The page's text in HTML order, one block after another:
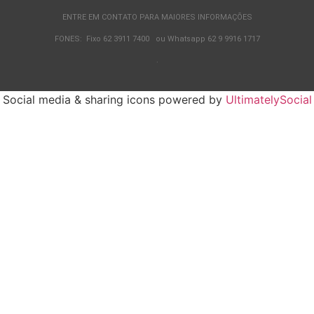
ENTRE EM CONTATO PARA MAIORES INFORMAÇÕES
FONES: Fixo 62 3911 7400 ou Whatsapp 62 9 9916 1717
.
Social media & sharing icons powered by UltimatelySocial